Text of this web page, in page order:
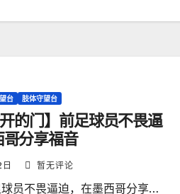
台 肢体守望台
的门】前足球员不畏逼
分享福音
暂无评论
员不畏逼迫，在墨西哥分享…